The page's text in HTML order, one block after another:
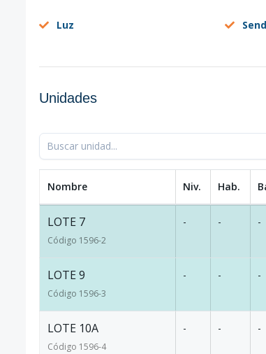
Luz
Unidades
Nombre Niv. Hab.
LOTE 7
Código 1596-2
- - -
LOTE 9
Código 1596-3
- - -
LOTE 10A
Código 1596-4
- - -